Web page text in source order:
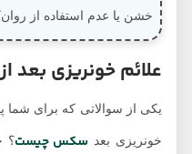
خشن یا عدم استفاده از
علائم خونریزی بعد
یکی از سوالاتی که برای شما
خونریزی بعد سکس چیست؟